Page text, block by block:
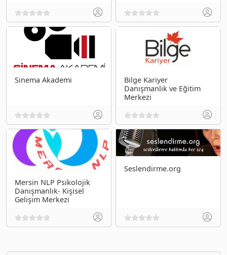
Sinema Akademi
Bilge Kariyer
Danışmanlık ve Eğitim
Merkezi
Mersin NLP Psikolojik
Danışmanlık- Kişisel
Gelişim Merkezi
Seslendirme.org